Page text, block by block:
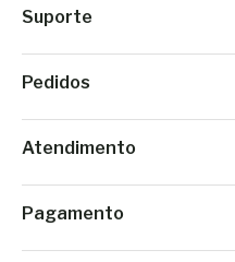
Suporte
Pedidos
Atendimento
Pagamento